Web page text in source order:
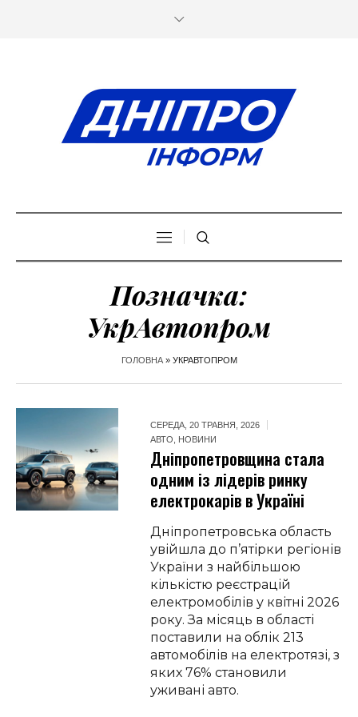
Позначка:
УкрАвтопром
ГОЛОВНА» УКРАВТОПРОМ
СЕРЕДА, 20 ТРАВНЯ, 2026
АВТО
НОВИНИ
Дніпропетровщина стала
одним із лідерів ринку
електрокарів в Україні
Дніпропетровська область
увійшла до п’ятірки регіонів
України з найбільшою
кількістю реєстрацій
електромобілів у квітні 2026
року. За місяць в області
поставили на облік 213
автомобілів на електротязі, з
яких 76% становили
уживані авто.